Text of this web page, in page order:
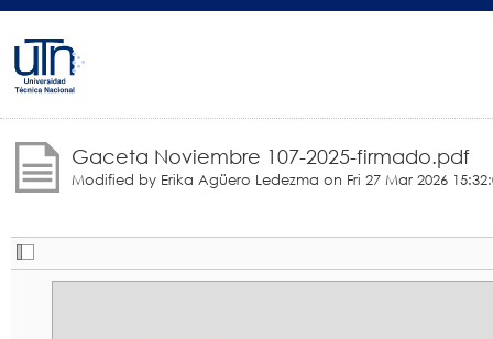
Gaceta Noviembre 107-2025-firmado.pdf
Modified by Erika Agüero Ledezma on Fri 27 Mar 2026